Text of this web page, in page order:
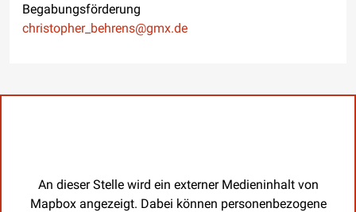
Begabungsförderung
E-Mail
christopher_behrens@gmx.de
An dieser Stelle wird ein externer Medieninhalt von
Mapbox angezeigt. Dabei können personenbezogene